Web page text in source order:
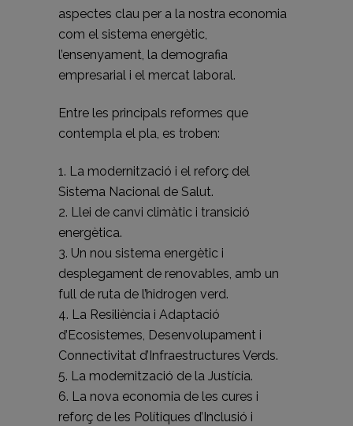
aspectes clau per a la nostra economia
com el sistema energètic,
l’ensenyament, la demografia
empresarial i el mercat laboral.
Entre les principals reformes que
contempla el pla, es troben:
1. La modernització i el reforç del
Sistema Nacional de Salut.
2. Llei de canvi climàtic i transició
energètica.
3. Un nou sistema energètic i
desplegament de renovables, amb un
full de ruta de l’hidrogen verd.
4. La Resiliència i Adaptació
d’Ecosistemes, Desenvolupament i
Connectivitat d’Infraestructures Verds.
5. La modernització de la Justícia.
6. La nova economia de les cures i
reforç de les Polítiques d’Inclusió i